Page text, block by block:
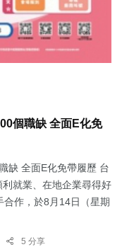
個職缺 全面E化免
缺 全面E化免帶履歷 台
就業、在地企業尋得好
合作，於8月14日（星期
5 分享